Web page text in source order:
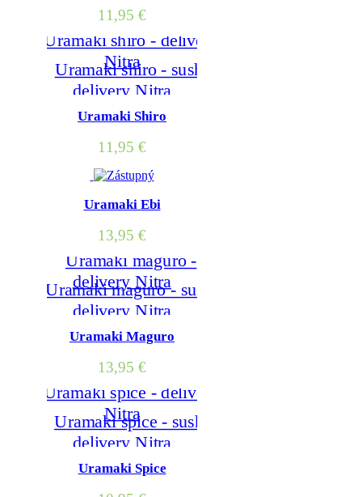
11,95 €
Uramaki Shiro
11,95 €
Uramaki Ebi
13,95 €
Uramaki Maguro
13,95 €
Uramaki Spice